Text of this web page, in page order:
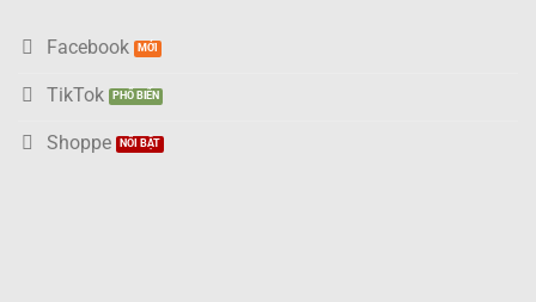
Facebook
TikTok
Shoppe